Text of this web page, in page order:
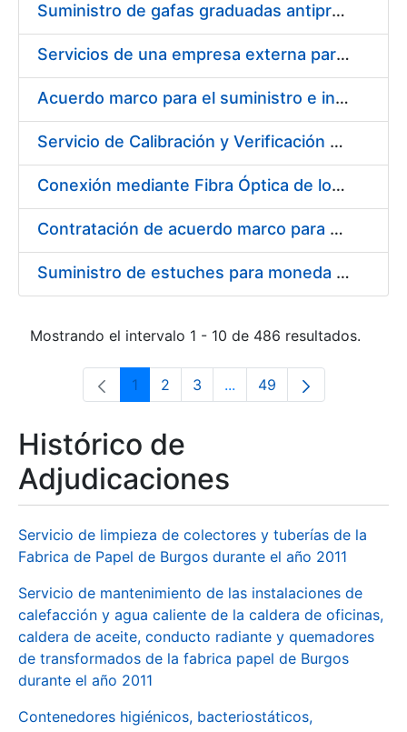
Suministro de gafas graduadas antiproyecciones para los trabajadores de la FNMT-RCM en los centros de trabajo de Madrid y Burgos
Servicios de una empresa externa para el asesoramiento y resolución de los recursos de alzada que se presentan relacionados con procesos de selección para la FNMT-RCM
Acuerdo marco para el suministro e instalación de persianas, estores y otros complementos
Servicio de Calibración y Verificación Externa de los Equipos de Medición del Servicio de Prevención de la FNMT-RCM
Conexión mediante Fibra Óptica de los Centros de Proceso de Datos (CPDs) de las sedes de la FNMT-RCM de Burgos y Madrid
Contratación de acuerdo marco para el Suministro de Material de Electricidad para la Fábrica Nacional de Moneda y Timbre-Real Casa de la Moneda en su centro de trabajo de Burgos
Suministro de estuches para moneda de 30 €
Mostrando el intervalo 1 - 10 de 486 resultados.
Página
1 Página
2 Página
3 ...Páginas intermedias Use
Página
49
Histórico de
Adjudicaciones
Servicio de limpieza de colectores y tuberías de la
Fabrica de Papel de Burgos durante el año 2011
Servicio de mantenimiento de las instalaciones de
calefacción y agua caliente de la caldera de oficinas,
caldera de aceite, conducto radiante y quemadores
de transformados de la fabrica papel de Burgos
durante el año 2011
Contenedores higiénicos, bacteriostáticos,